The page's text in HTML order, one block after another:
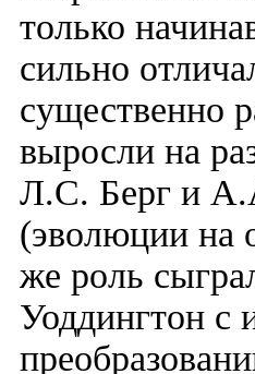
только
сильно
существенно
выросли на
Л.С. Берг и
(эволюции на
же роль
Уоддингтон с